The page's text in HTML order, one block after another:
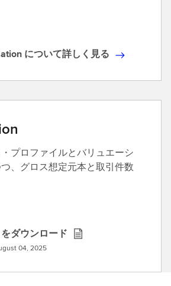
について詳しく見る
プロファイルとバリュエーシ
、グロス想定元本と取引件数
ダウンロード
04, 2025